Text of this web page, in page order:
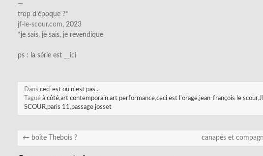
—
trop d’époque ?*
jf-le-scour.com, 2023
*je sais, je sais, je revendique
ps : la série est __ici
Dans ceci est ou n'est pas...
Tagué à côté,art contemporain,art performance,ceci est l'orage,jean-françois le scour,
SCOUR,paris 11,passage josset
← boîte Thebois ? canapés et